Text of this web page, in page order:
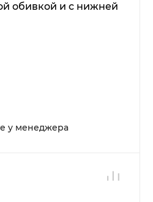
обивкой и с нижней
у менеджера